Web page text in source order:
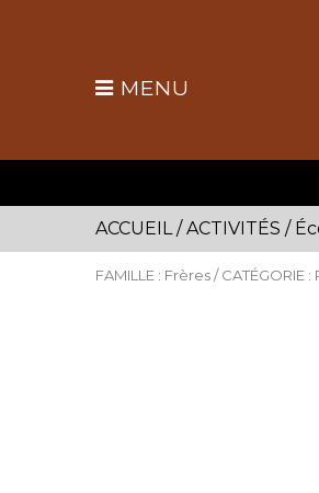
MENU
ACCUEIL /ACTIVITÉS /
FAMILLE : Frères / CATÉGORIE